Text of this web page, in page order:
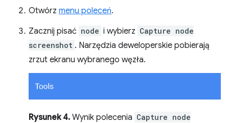
Otwórz menu poleceń.
Zacznij pisać node i wybierz Capture node
screenshot . Narzędzia deweloperskie pobierają
zrzut ekranu wybranego węzła.
Rysunek 4. Wynik polecenia Capture node